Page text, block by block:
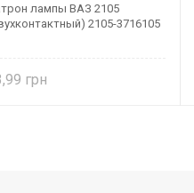
лампы ВАЗ 2105
2105-3716105